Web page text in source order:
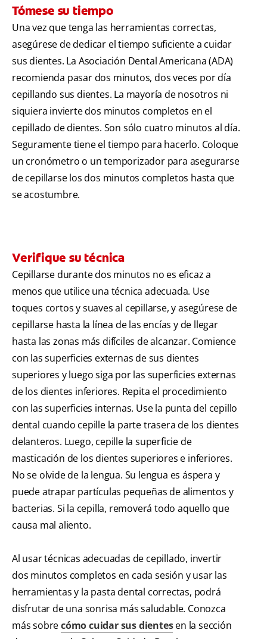
Tómese su tiempo
Una vez que tenga las herramientas correctas,
asegúrese de dedicar el tiempo suficiente a cuidar
sus dientes. La Asociación Dental Americana (ADA)
recomienda pasar dos minutos, dos veces por día
cepillando sus dientes. La mayoría de nosotros ni
siquiera invierte dos minutos completos en el
cepillado de dientes. Son sólo cuatro minutos al día.
Seguramente tiene el tiempo para hacerlo. Coloque
un cronómetro o un temporizador para asegurarse
de cepillarse los dos minutos completos hasta que
se acostumbre.
Verifique su técnica
Cepillarse durante dos minutos no es eficaz a
menos que utilice una técnica adecuada. Use
toques cortos y suaves al cepillarse, y asegúrese de
cepillarse hasta la línea de las encías y de llegar
hasta las zonas más difíciles de alcanzar. Comience
con las superficies externas de sus dientes
superiores y luego siga por las superficies externas
de los dientes inferiores. Repita el procedimiento
con las superficies internas. Use la punta del cepillo
dental cuando cepille la parte trasera de los dientes
delanteros. Luego, cepille la superficie de
masticación de los dientes superiores e inferiores.
No se olvide de la lengua. Su lengua es áspera y
puede atrapar partículas pequeñas de alimentos y
bacterias. Si la cepilla, removerá todo aquello que
causa mal aliento.
Al usar técnicas adecuadas de cepillado, invertir
dos minutos completos en cada sesión y usar las
herramientas y la pasta dental correctas, podrá
disfrutar de una sonrisa más saludable. Conozca
más sobrecómo cuidar sus dientesen la sección